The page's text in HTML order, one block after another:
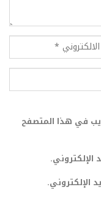
في هذا المتصفح
الإلكتروني.
الإلكتروني.